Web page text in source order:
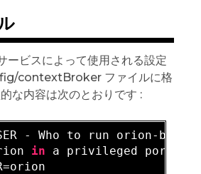
ビスによって使用される設定
contextBroker ファイルに格
な内容は次のとおりです :
- Who to run orion-
in a privileged port (<